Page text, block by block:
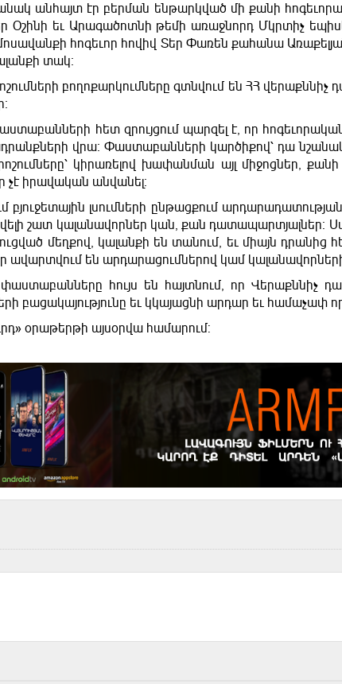
անհայտ էր բերման ենթարկված մի քանի
Օշինի եւ Արագածոտնի թեմի առաջնորդ Մկրտիչ
հոգեւոր հովիվ Տեր Փառեն քահանա
տակ։
բողոքարկումները գտնվում են ՀՀ
հետ զրույցում պարզել է, որ
վրա։ Փաստաբանների կարծիքով՝ դա
կիրառելով խափանման այլ միջոցներ,
իրավական անվանել։
բյուջետային լսումների ընթացքում
շատ կալանավորներ կան, քան դատապարտյալներ։
մեղքով, կալանքի են տանում, եւ միայն դրանից
ավարտվում են արդարացումներով կամ
հույս են հայտնում, որ Վերաքննիչ
բացակայությունը եւ կկայացնի արդար եւ համաչափ
օրաթերթի այսօրվա համարում: